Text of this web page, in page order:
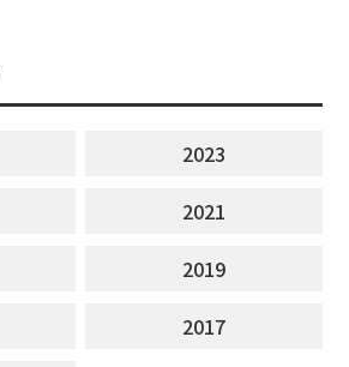
2023
2021
2019
2017